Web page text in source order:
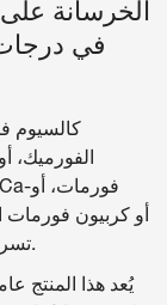
الخرسانة
في درجات
كالسيوم
الفورميك،
تسريع تصلب الخرسانة، أو سماد، أو إضافات للعلف.
يُعد هذا المنتج